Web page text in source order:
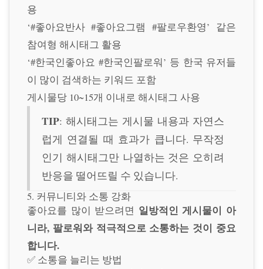
용
‘#좋아요반사 #좋아요그램 #팔로우환영’ 같은
참여형 해시태그 활용
‘#한국인좋아요 #한국인팔로워’ 등 한국 유저들
이 많이 검색하는 키워드 포함
게시물당 10~15개 이내로 해시태그 사용
TIP: 해시태그는 게시물 내용과 자연스
럽게 연결될 때 효과가 큽니다. 무작정
인기 해시태그만 나열하는 것은 오히려
반응을 떨어뜨릴 수 있습니다.
5. 커뮤니티와 소통 강화
좋아요를 많이 받으려면 일방적인 게시물이 아
니라, 팔로워와 적극적으로 소통하는 것이 중요
합니다.
✅ 소통을 늘리는 방법